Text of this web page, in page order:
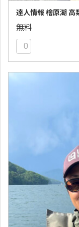
達人情報 檜原湖
無料
0